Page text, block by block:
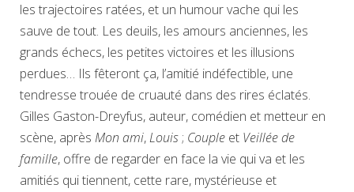
les trajectoires ratées, et un humour vache qui les
sauve de tout. Les deuils, les amours anciennes, les
grands échecs, les petites victoires et les illusions
perdues… Ils fêteront ça, l’amitié indéfectible, une
tendresse trouée de cruauté dans des rires éclatés.
Gilles Gaston-Dreyfus, auteur, comédien et metteur en
scène, après Mon ami,Louis; Couple et Veillée de
famille, offre de regarder en face la vie qui va et les
amitiés qui tiennent, cette rare, mystérieuse et